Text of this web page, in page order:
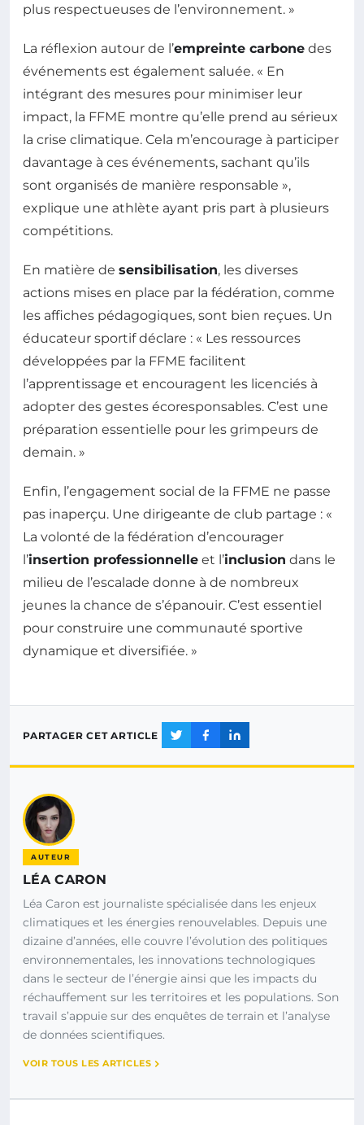
plus respectueuses de l’environnement. »
La réflexion autour de l’empreinte carbone des
événements est également saluée. « En
intégrant des mesures pour minimiser leur
impact, la FFME montre qu’elle prend au sérieux
la crise climatique. Cela m’encourage à participer
davantage à ces événements, sachant qu’ils
sont organisés de manière responsable »,
explique une athlète ayant pris part à plusieurs
compétitions.
En matière de sensibilisation, les diverses
actions mises en place par la fédération, comme
les affiches pédagogiques, sont bien reçues. Un
éducateur sportif déclare : « Les ressources
développées par la FFME facilitent
l’apprentissage et encouragent les licenciés à
adopter des gestes écoresponsables. C’est une
préparation essentielle pour les grimpeurs de
demain. »
Enfin, l’engagement social de la FFME ne passe
pas inaperçu. Une dirigeante de club partage : «
La volonté de la fédération d’encourager
l’insertion professionnelle et l’inclusion dans le
milieu de l’escalade donne à de nombreux
jeunes la chance de s’épanouir. C’est essentiel
pour construire une communauté sportive
dynamique et diversifiée. »
PARTAGER CET ARTICLE
AUTEUR
LÉA CARON
Léa Caron est journaliste spécialisée dans les enjeux
climatiques et les énergies renouvelables. Depuis une
dizaine d’années, elle couvre l’évolution des politiques
environnementales, les innovations technologiques
dans le secteur de l’énergie ainsi que les impacts du
réchauffement sur les territoires et les populations. Son
travail s’appuie sur des enquêtes de terrain et l’analyse
de données scientifiques.
VOIR TOUS LES ARTICLES